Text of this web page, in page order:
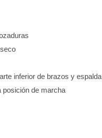
inferior de brazos y espalda
posición de marcha